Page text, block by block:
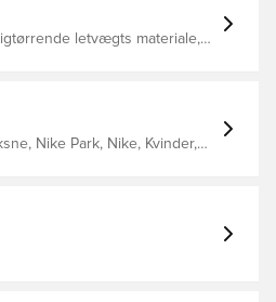
letvægts materiale,
nummer.
Nike Park, Nike, Kvinder,